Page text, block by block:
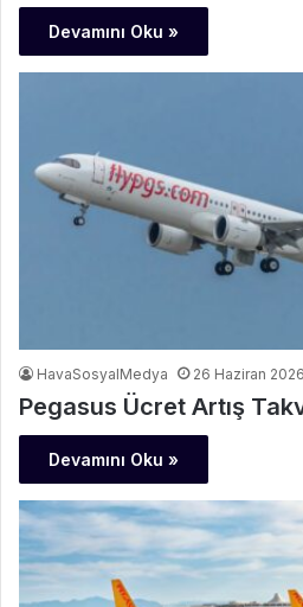
Devamını Oku »
HavaSosyalMedya 26 Haziran 2026
Pegasus Ücret Artış
Devamını Oku »